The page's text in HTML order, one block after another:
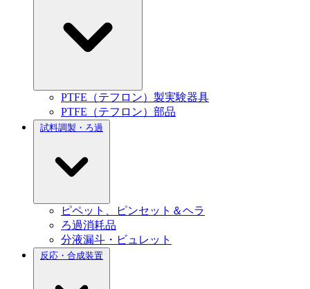
PTFE（テフロン）製実験器具
PTFE（テフロン）部品
試料調製・ろ過
ピペット、ピンセット＆ヘラ
ろ過消耗品
分液漏斗・ビュレット
反応・合成装置